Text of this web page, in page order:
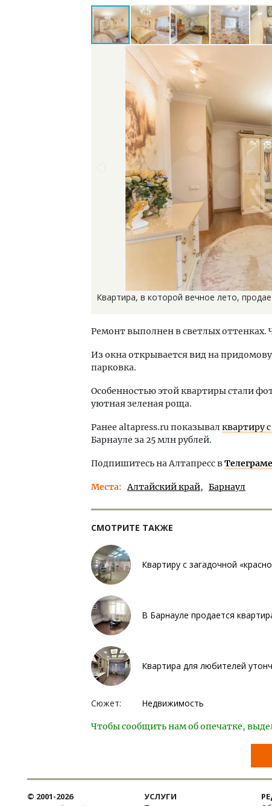
Квартира, в которой вечное лето,
Ремонт выполнен в светлых оттенках.
Из окна открывается вид на
парковка.
Особенностью этой квартиры стали
уютная зеленая роща.
Ранее altapress.ru показывалквартиру
Барнауле за 25 млн рублей.
Подпишитесь на Алтапресс вТелеграме
Места Алтайский край Барнаул
СМОТРИТЕ ТАКЖЕ
Квартиру с загадочной
В Барнауле продается
Квартира для любителей
Сюжет: Недвижимость
Чтобы сообщить нам об опечатке,
© 2001-2026
УСЛУГИ